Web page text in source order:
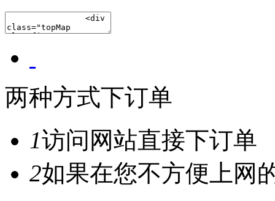
两种方式下订单
1访问网站直接下订单
2如果在您不方便上网